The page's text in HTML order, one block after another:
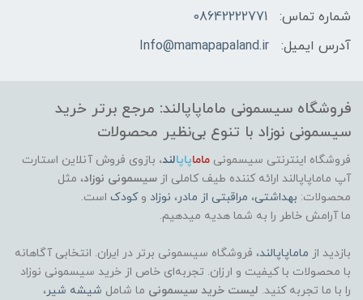
شماره تماس:
08642222771
آدرس ایمیل:
Info@mamapapaland.ir
فروشگاه سیسمونی ماماپاپالند: مرجع برتر خرید
سیسمونی نوزاد با تنوع بی‌نظیر محصولات
فروشگاه اینترنتی سیسمونی ماماپاپالند، بازوی فروش آنلاین استارت
آپ ماماپاپالند ارائه کننده طیف کاملی از سیسمونی نوزاد، مثل
محصولات: بهداشتی، مراقبتی از مادر، نوزاد وکودک است.
ما آرامش خاطر را به شما هدیه میدهیم.
بازدید از ماماپاپالند، فروشگاه سیسمونی برتر در ایران. انتخابی آگاهانه
با محصولات با کیفیت و ارزان. تجربه‌ای خاص از خرید سیسمونی نوزاد
را با ما تجربه کنید. لیست خرید سیسمونی ما شامل شیشه شیر،